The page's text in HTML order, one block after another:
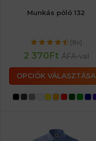
Munkás póló 132
(8x)
2 370Ft ÁFA-val
OPCIÓK VÁLASZTÁSA